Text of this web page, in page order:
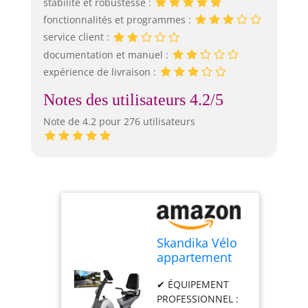
fonctionnalités et programmes :
service client :
documentation et manuel :
expérience de livraison :
Notes des utilisateurs 4.2/5
Note de 4.2 pour 276 utilisateurs
Skandika Vélo
appartement
Centaurus,
Vélo Couché,
✔ ÉQUIPEMENT
PROFESSIONNEL :